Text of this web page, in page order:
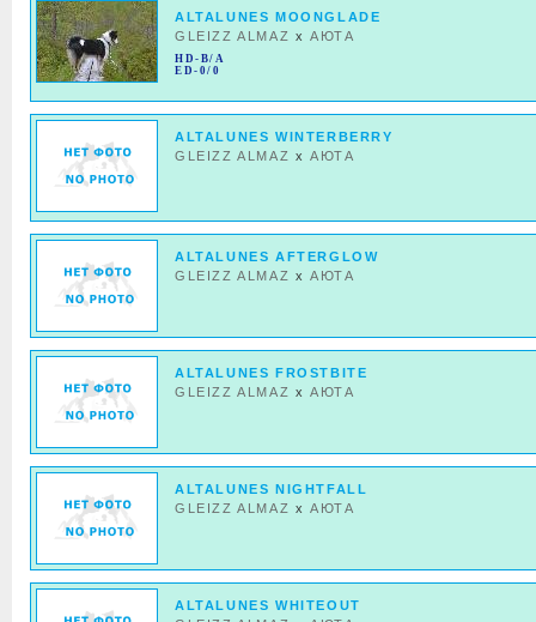
ALTALUNES MOONGLADE
GLEIZZ ALMAZ xАЮТА
HD-B/A
ED-0/0
ALTALUNES WINTERBERRY
GLEIZZ ALMAZ xАЮТА
ALTALUNES AFTERGLOW
GLEIZZ ALMAZ xАЮТА
ALTALUNES FROSTBITE
GLEIZZ ALMAZ xАЮТА
ALTALUNES NIGHTFALL
GLEIZZ ALMAZ xАЮТА
ALTALUNES WHITEOUT